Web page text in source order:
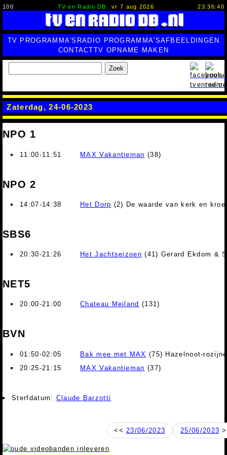
100 TV en Radio DB vr 7 aug 2026 23:36:40
TV PROGRAMMA'S RADIO PROGRAMMA'SAFBEELDINGEN
CONTACTTV OPNAME MAKEN
Zoek
Zaterdag, 24-06-2023
NPO 1
11:00-11:51 MAX Vakantieman (38)
NPO 2
14:07-14:38 Het Dorp (2) De waarde van kerk en
SBS6
20:30-21:26 Het Jachtseizoen (41) Gerard Ekdom &
NET5
20:00-21:00 Chateau Meiland (131)
BVN
01:50-02:05 Bak mee met MAX (75) Hazelnoot-
20:25-21:15
MAX Vakantieman (37)
Sterfdatum: Claude Barzotti
<<23/06/2023 25/06/2023